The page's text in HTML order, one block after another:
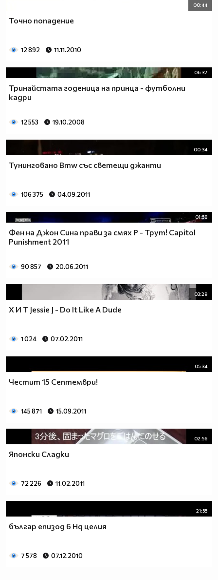
00:44
Точно попадение
12 892 11.11.2010
06:32
Тринайстата годеница на принца - футболни
кадри
12 553 19.10.2008
00:34
Тунинговано Bmw със светещи джанти
106 375 04.09.2011
01:58
Фен на Джон Сина прави за смях Р - Трут! Capitol
Punishment 2011
90 857 20.06.2011
03:29
Х И Т Jessie J - Do It Like A Dude
1 024 07.02.2011
05:34
Честит 15 Септември!
145 871 15.09.2011
02:56
Японски Сладки
72 226 11.02.2011
21:55
българ епизод 6 Hq целия
7 578 07.12.2010